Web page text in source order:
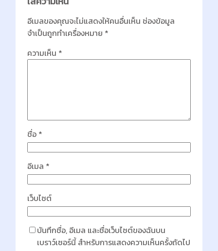
อีเมลของคุณจะไม่แสดงให้คนอื่นเห็น ช่องข้อมูล
จำเป็นถูกทำเครื่องหมาย *
ความเห็น *
ชื่อ *
อีเมล *
เว็บไซต์
บันทึกชื่อ, อีเมล และชื่อเว็บไซต์ของฉันบน
เบราว์เซอร์นี้ สำหรับการแสดงความเห็นครั้งถัดไป